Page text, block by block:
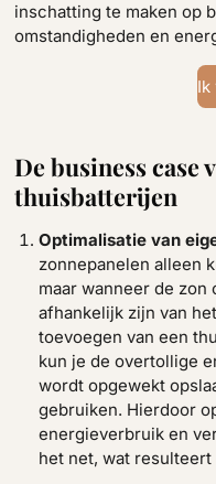
inschatting te maken op
omstandigheden en
Ik
De business case
thuisbatterijen
Optimalisatie van
zonnepanelen alleen
maar wanneer de
afhankelijk zijn van
toevoegen van een
kun je de overtollige
wordt opgewekt
gebruiken. Hierdoor
energieverbruik en
het net, wat